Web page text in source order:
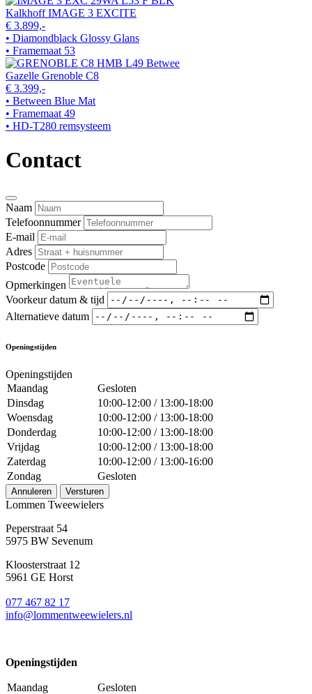
Kalkhoff IMAGE 3 EXCITE
€ 3.899,-
• Diamondblack Glossy Glans
• Framemaat 53
Gazelle Grenoble C8
€ 3.399,-
• Between Blue Mat
• Framemaat 49
• HD-T280 remsysteem
Contact
Naam
Telefoonnummer
E-mail
Adres
Postcode
Opmerkingen
Voorkeur datum & tijd
Alternatieve datum
Openingstijden
Openingstijden
Maandag
Gesloten
Dinsdag
10:00-12:00 / 13:00-18:00
Woensdag
10:00-12:00 / 13:00-18:00
Donderdag
10:00-12:00 / 13:00-18:00
Vrijdag
10:00-12:00 / 13:00-18:00
Zaterdag
10:00-12:00 / 13:00-16:00
Zondag
Gesloten
Annuleren Versturen
Lommen Tweewielers
Peperstraat 54
5975 BW Sevenum
Kloosterstraat 12
5961 GE Horst
077 467 82 17
info@lommentweewielers.nl
Openingstijden
Maandag
Gesloten